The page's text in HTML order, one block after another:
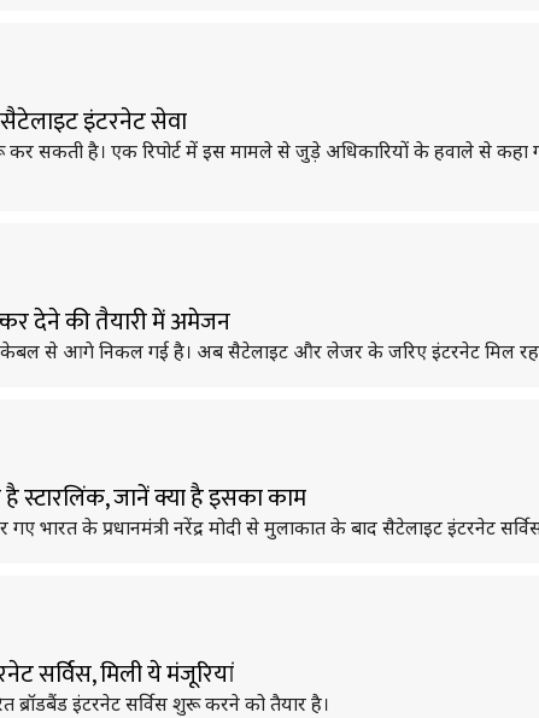
इंटरनेट सेवा
सकती है। एक रिपोर्ट में इस मामले से जुड़े अधिकारियों के हवाले से कहा
देने की तैयारी में अमेजन
केबल से आगे निकल गई है। अब सैटेलाइट और लेजर के जरिए इंटरनेट मिल
स्टारलिंक, जानें क्या है इसका काम
के प्रधानमंत्री नरेंद्र मोदी से मुलाकात के बाद सैटेलाइट इंटरनेट
सर्विस, मिली ये मंजूरियां
ब्रॉडबैंड इंटरनेट सर्विस शुरू करने को तैयार है।